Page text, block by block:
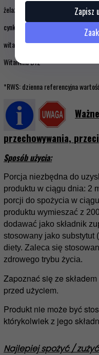
żelazo
cynk
witamina A
Witamina B12
*RWS: dzienna referencyjna
przechowywania,
Sposób użycia:
Porcja niezbędna do
produktu w ciągu dnia: 2
porcji do spożycia w
produktu wymieszać z
dodawać jako składnik
stosowany jako substytut
diety. Zaleca się
zdrowego trybu życia.
Zapoznać się ze
przed użyciem.
Produkt nie może być
którykolwiek z jego
Najlepiej spożyć /
Zapisz